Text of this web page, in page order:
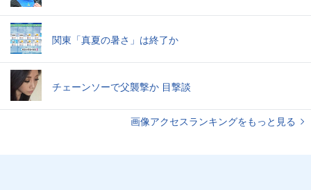
関東「真夏の暑さ」は終了か
チェーンソーで父襲撃か 目撃談
画像アクセスランキングをもっと見る